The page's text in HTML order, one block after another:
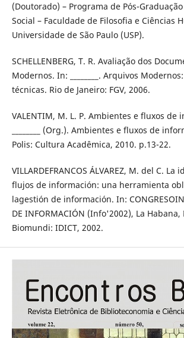
(Doutorado) – Programa de Pós-
Social – Faculdade de Filosofia e Ciências
Universidade de São Paulo (USP).
SCHELLENBERG, T. R. Avaliação dos
Modernos. In: ________. Arquivos
técnicas. Rio de Janeiro: FGV, 2006.
VALENTIM, M. L. P. Ambientes e fluxos de
________ (Org.). Ambientes e fluxos de
Polis: Cultura Acadêmica, 2010. p.13-22.
VILLARDEFRANCOS ÁLVAREZ, M. del C.
flujos de información: una herramienta
lagestión de información. In:
DE INFORMACIÓN (Info'2002), La
Biomundi: IDICT, 2002.